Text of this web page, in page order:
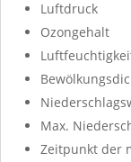
Luftdruck
Ozongehalt
Max.
Zeitpunkt der